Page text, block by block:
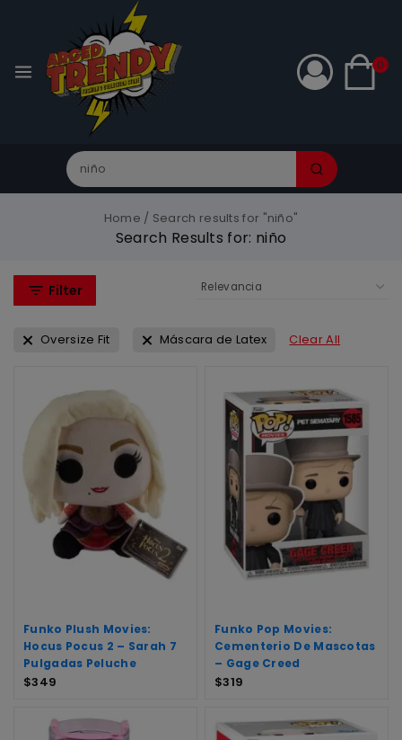
0
Home / Search results for "niño"
Search Results for: niño
Filter
Oversize Fit Máscara de Latex Clear All
Funko Plush Movies:
Hocus Pocus 2 – Sarah 7
Pulgadas Peluche
$349
Funko Pop Movies:
Cementerio De Mascotas
– Gage Creed
$319